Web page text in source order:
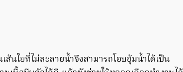
นใยที่ไม่ละลายน้ำจึงสามารถโอบอุ้มน้ำได้เป็น